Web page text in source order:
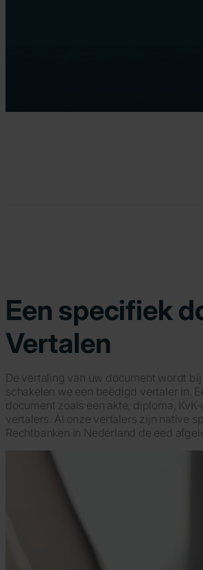
Een specifiek
Vertalen
De vertaling van uw document wordt
schakelen we een beëdigd vertaler in.
document zoals een akte, diploma,
vertalers. Al onze vertalers zijn native
Rechtbanken in Nederland de eed